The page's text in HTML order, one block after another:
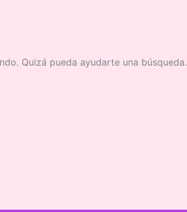
Quizá pueda ayudarte una búsqueda.